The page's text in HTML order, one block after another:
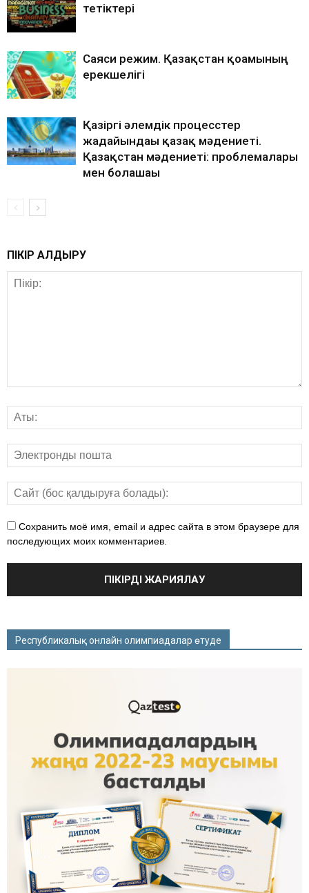
тетіктері
Саяси режим. Қазақстан қоғамының
ерекшелігі
Қазіргі әлемдік процесcтер
жағдайындағы қазақ мәдениеті.
Қазақстан мәдениеті: проблемалары
мен болашағы
ПІКІР ҚАЛДЫРУ
Сохранить моё имя, email и адрес сайта в этом браузере для
последующих моих комментариев.
Республикалық онлайн олимпиадалар өтуде